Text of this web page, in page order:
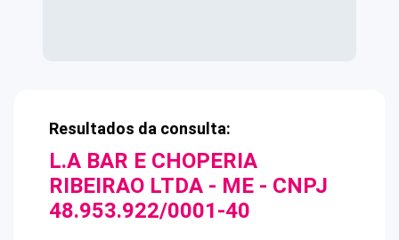
Resultados da consulta:
L.A BAR E CHOPERIA
RIBEIRAO LTDA - ME - CNPJ
48.953.922/0001-40